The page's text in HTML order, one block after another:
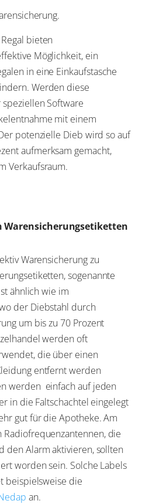
bieten
Möglichkeit, ein
in eine Einkaufstasche
Werden diese
Software
mit einem
potenzielle Dieb wird so auf
aufmerksam gemacht,
Verkaufsraum.
Warensicherungsetiketten
Warensicherung zu
sogenannte
ähnlich wie im
der Diebstahl durch
um bis zu 70 Prozent
werden oft
die über einen
entfernt werden
werden einfach auf jeden
in die Faltschachtel eingelegt
gut für die Apotheke. Am
Radiofrequenzantennen, die
den Alarm aktivieren, sollten
worden sein. Solche Labels
beispielsweise die
an.